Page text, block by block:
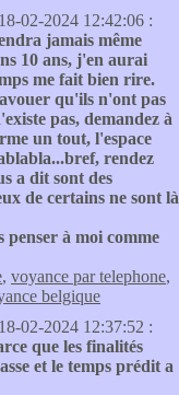
02-2024 12:42:06 :
jamais même
10 ans, j'en aurai
me fait bien rire.
qu'ils n'ont pas
pas, demandez à
un tout, l'espace
rendez
a dit sont des
de certains ne sont là
penser à moi comme
, voyance par telephone,
belgique
02-2024 12:37:52 :
que les finalités
et le temps prédit a